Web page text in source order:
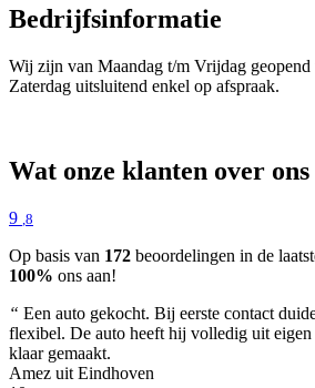
Bedrijfsinformatie
Wij zijn van Maandag t/m Vrijdag geopend
Zaterdag uitsluitend enkel op afspraak.
Wat onze klanten over ons
9 ,8
Op basis van 172 beoordelingen in de
100% ons aan!
“ Een auto gekocht. Bij eerste contact
flexibel. De auto heeft hij volledig uit eigen
klaar gemaakt.
Amez uit Eindhoven